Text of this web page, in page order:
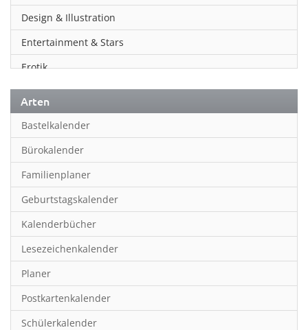
Design & Illustration
Entertainment & Stars
Erotik
Essen & Trinken
Familienplaner
Fantasy
Film
Fotokunst
Frauen
Fußball
Geburtstagskalender
Hobby & Basteln
Humor & Cartoon
Arten
Bastelkalender
Bürokalender
Familienplaner
Geburtstagskalender
Kalenderbücher
Lesezeichenkalender
Planer
Postkartenkalender
Schülerkalender